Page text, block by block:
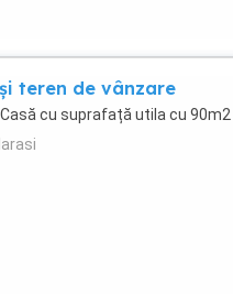
teren de vânzare
cu suprafață utila cu